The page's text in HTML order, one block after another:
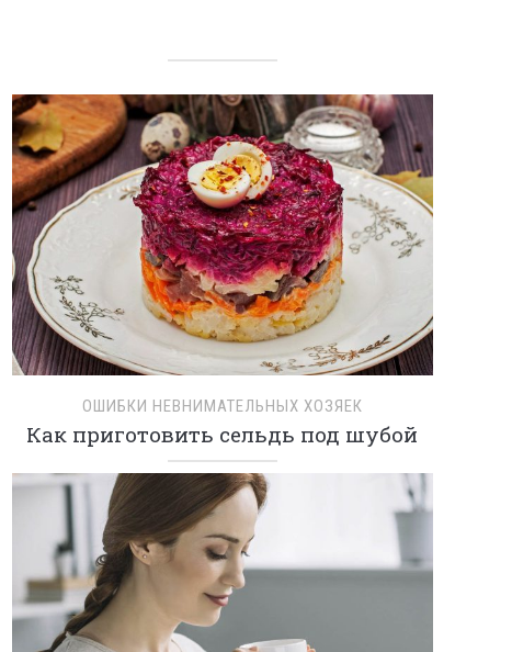
ОШИБКИ НЕВНИМАТЕЛЬНЫХ ХОЗЯЕК
Как приготовить сельдь под шубой